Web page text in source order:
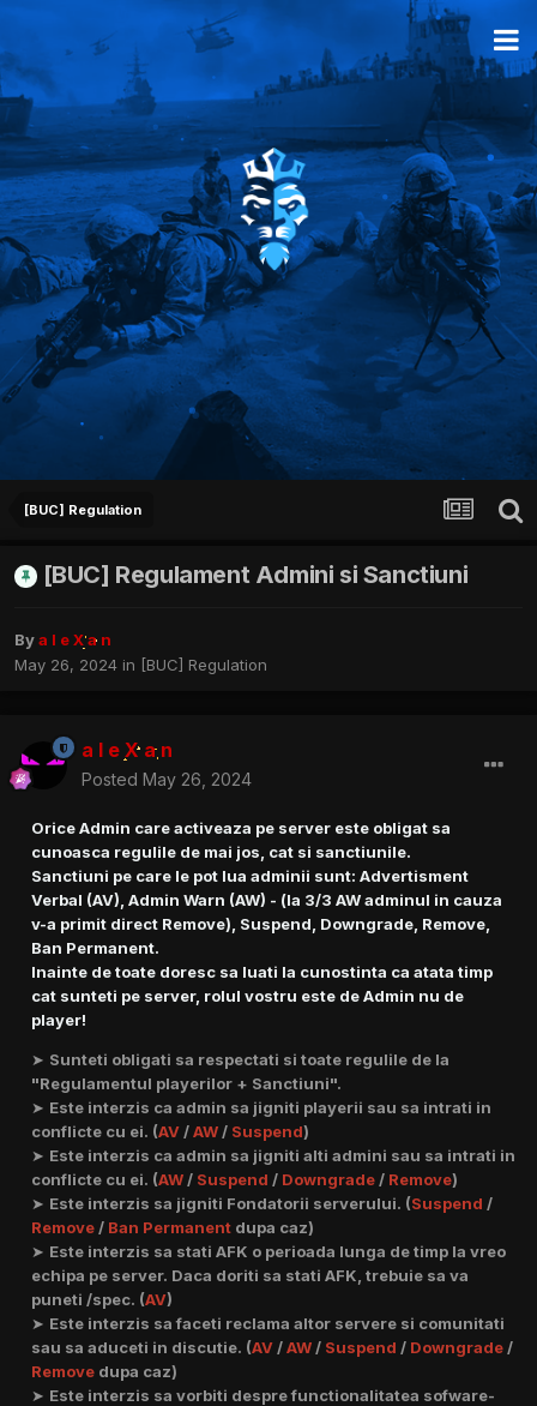
[BUC] Regulation
[BUC] Regulament Admini si Sanctiuni
Bya l e X a n
May 26, 2024 in [BUC] Regulation
a l e X a n
Posted May 26, 2024
Orice Admin care activeaza pe server este obligat sa
cunoasca regulile de mai jos, cat si sanctiunile.
Sanctiuni pe care le pot lua adminii sunt: Advertisment
Verbal (AV), Admin Warn (AW) - (la 3/3 AW adminul in cauza
v-a primit direct Remove), Suspend, Downgrade, Remove,
Ban Permanent.
Inainte de toate doresc sa luati la cunostinta ca atata timp
cat sunteti pe server, rolul vostru este de Admin nu de
player!
➤ Sunteti obligati sa respectati si toate regulile de la
"Regulamentul playerilor + Sanctiuni".
➤ Este interzis ca admin sa jigniti playerii sau sa intrati in
conflicte cu ei. (AV/AW/ Suspend)
➤ Este interzis ca admin sa jigniti alti admini sau sa intrati in
conflicte cu ei. (AW/ Suspend / Downgrade/ Remove)
➤ Este interzis sa jigniti Fondatorii serverului. (Suspend /
Remove/ Ban Permanent dupa caz)
➤ Este interzis sa stati AFK o perioada lunga de timp la vreo
echipa pe server. Daca doriti sa stati AFK, trebuie sa va
puneti /spec. (AV)
➤ Este interzis sa faceti reclama altor servere si comunitati
sau sa aduceti in discutie. (AV/AW/ Suspend / Downgrade/
Remove dupa caz)
➤ Este interzis sa vorbiti despre functionalitatea sofware-